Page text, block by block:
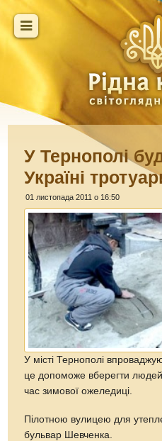
У Тернополі
Україні
01 листопада 2011 о 16:50
У місті Тернополі
це допоможе вберегти людей
час зимової ожеледиці.
Пілотною вулицею для
бульвар Шевченка.